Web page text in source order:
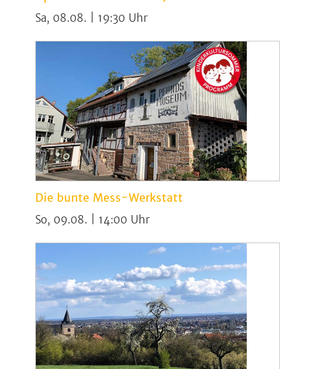
Sa, 08.08. | 19:30
Die bunte Mess-Werkstatt
So, 09.08. | 14:00